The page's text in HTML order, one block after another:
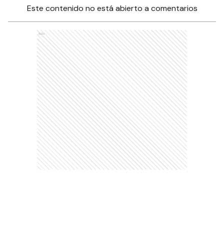
Este contenido no está abierto a comentarios
Ads